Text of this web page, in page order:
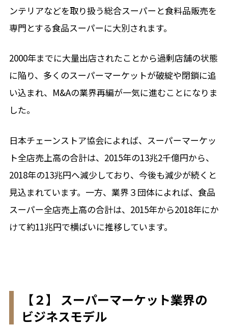
ンテリアなどを取り扱う総合スーパーと食料品販売を
専門とする食品スーパーに大別されます。
2000年までに大量出店されたことから過剰店舗の状態
に陥り、多くのスーパーマーケットが破綻や閉鎖に追
い込まれ、M&Aの業界再編が一気に進むことになりま
した。
日本チェーンストア協会によれば、スーパーマーケッ
ト全店売上高の合計は、2015年の13兆2千億円から、
2018年の13兆円へ減少しており、今後も減少が続くと
見込まれています。一方、業界３団体によれば、食品
スーパー全店売上高の合計は、2015年から2018年にか
けて約11兆円で横ばいに推移しています。
【２】 スーパーマーケット業界の
ビジネスモデル